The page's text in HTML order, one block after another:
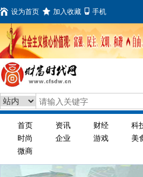
设为首页 加入收藏 手机
首页 资讯 财经 科
时尚
企业 游戏 美
微商